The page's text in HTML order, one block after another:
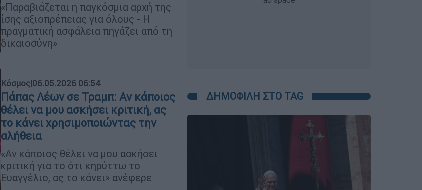
«Παραβιάζεται η παγκόσμια αρχή της
ίσης αξιοπρέπειας για όλους - Η
πραγματική ασφάλεια πηγάζει από τη
δικαιοσύνη»
Κόσμος|06.05.2026 06:54
Πάπας Λέων σε Τραμπ: Αν κάποιος
θέλει να μου ασκήσει κριτική, ας
το κάνει χρησιμοποιώντας την
αλήθεια
«Αν κάποιος θέλει να μου ασκήσει
κριτική για το ότι κηρύττω το
Ευαγγέλιο, ας το κάνει» ανέφερε
ΔΗΜΟΦΙΛΗ ΣΤΟ TAG